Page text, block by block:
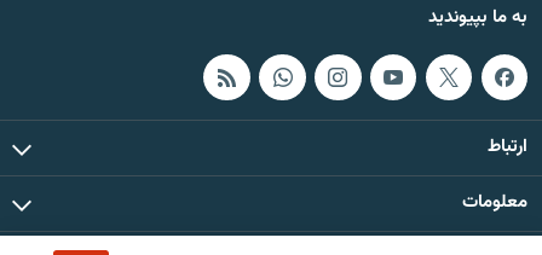
به ما بپیوندید
ارتباط
معلومات